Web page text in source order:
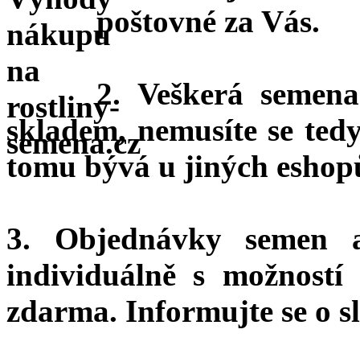
poštovné za Vás.
2. Veškerá
skladem, nemusíte se
tomu bývá u jiných
3. Objednávky
individuálně s možností
zdarma. Informujte se o